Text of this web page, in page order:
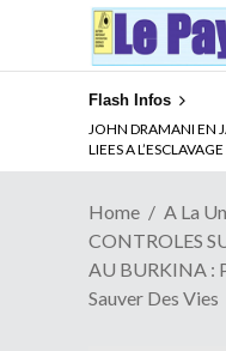
Flash Infos
JOHN DRAMANI
LIEES A
ABSENCE
Qui pilote le
Home
A La
CONTROLES
AU BURKINA :
Sauver Des Vies